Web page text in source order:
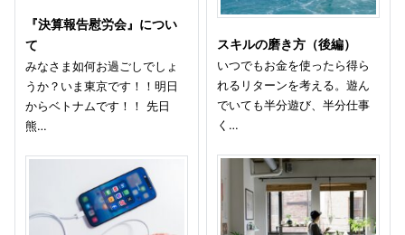
『決算報告慰労会』につい
て
みなさま如何お過ごしでしょ
うか？いま東京です！！明日
からベトナムです！！ 先日
熊…
スキルの磨き方（後編）
いつでもお金を使ったら得ら
れるリターンを考える。遊ん
でいても半分遊び、半分仕事
く…